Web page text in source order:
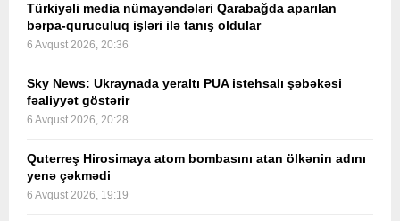
Türkiyəli media nümayəndələri Qarabağda aparılan
bərpa-quruculuq işləri ilə tanış oldular
6 Avqust 2026, 20:36
Sky News: Ukraynada yeraltı PUA istehsalı şəbəkəsi
fəaliyyət göstərir
6 Avqust 2026, 20:28
Quterreş Hirosimaya atom bombasını atan ölkənin adını
yenə çəkmədi
6 Avqust 2026, 19:19